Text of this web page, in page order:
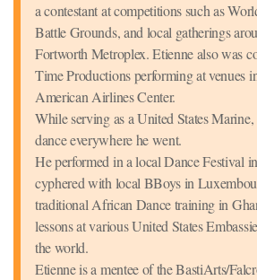
a contestant at competitions such as
Battle Grounds, and local gatherings
Fortworth Metroplex. Etienne also was
Time Productions performing at venues
American Airlines Center.
While serving as a United States Marine,
dance everywhere he went.
He performed in a local Dance Festival
cyphered with local BBoys in
traditional African Dance training in
lessons at various United States
the world.
Etienne is a mentee of the BastiArts/